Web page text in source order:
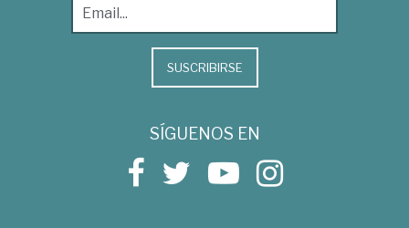
SUSCRIBIRSE
SÍGUENOS EN